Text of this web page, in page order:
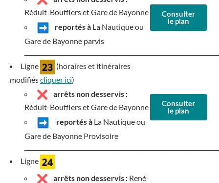
Réduit-Boufflers et Gare de Bayonne
reportés à La Nautique ou
Gare de Bayonne parvis
Consulter
le plan
Ligne
(horaires et itinéraires
modifiéscliquer ici)
arrêts non desservis :
Réduit-BoufflersetGare de Bayonne
reportés à La Nautiqueou
Gare de Bayonne Provisoire
Consulter
le plan
Ligne
arrêts non desservis : René